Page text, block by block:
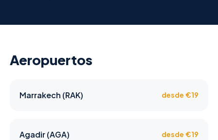
Aeropuertos
Marrakech (RAK) desde €19
Agadir (AGA) desde €19